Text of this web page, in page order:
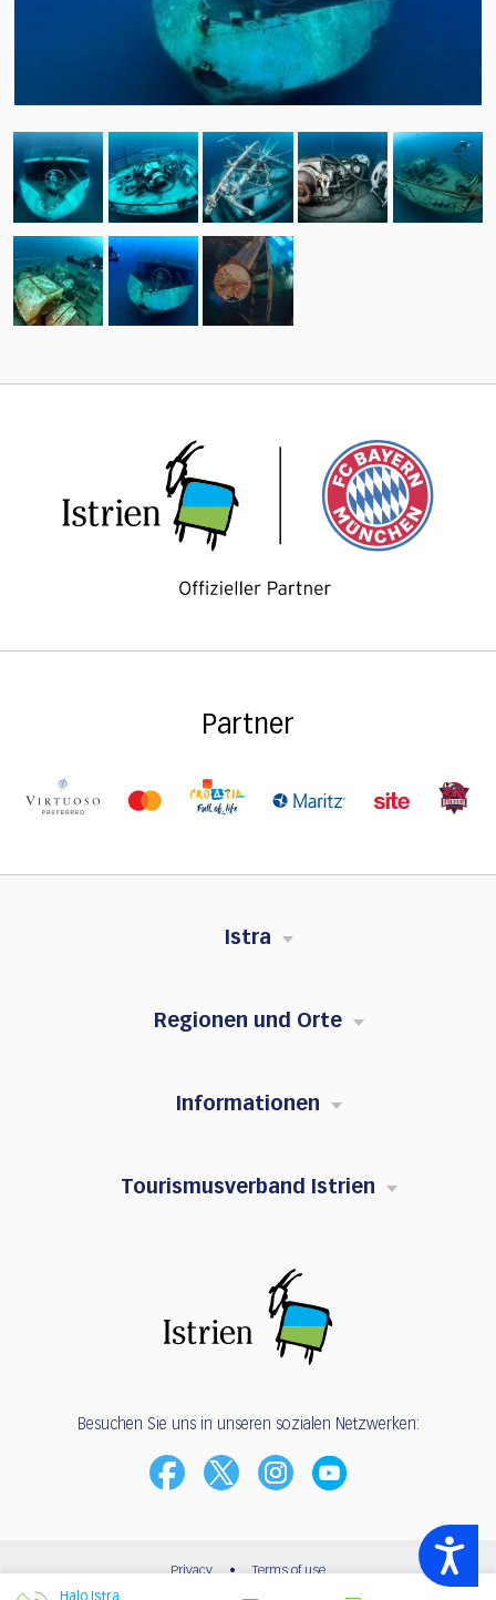
Accessibility
Partner
Istra
Regionen und Orte
Informationen
Tourismusverband Istrien
Besuchen Sie uns in unseren sozialen Netzwerken:
Privacy • Terms of use